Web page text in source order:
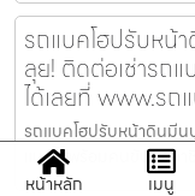
รถแบคโฮปรับหน้
ลุย! ติดต่อเช่ารถ
ได้เลยที่ www.รถ
รถแบคโฮปรับหน้าดินมีน
แบคโฮพร้อมคนขับมืออา
หน้าหลัก
เมนู